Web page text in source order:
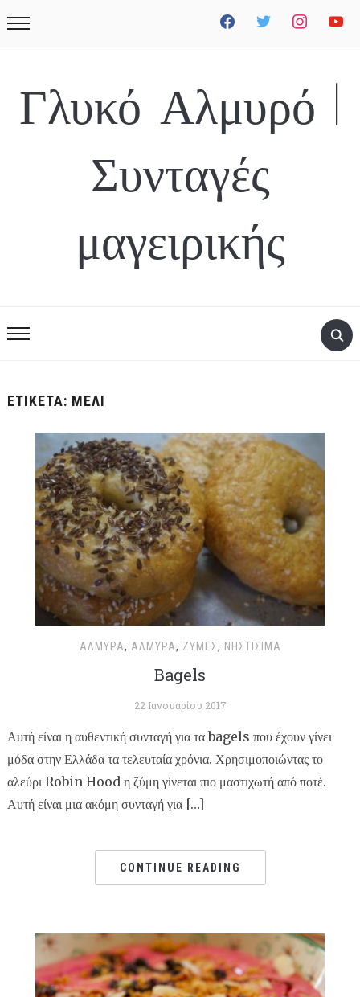
facebook twitter instagramyoutube
Γλυκό Αλμυρό |
Συνταγές
μαγειρικής
ΕΤΙΚΈΤΑ: ΜΈΛΙ
ΑΛΜΥΡΆ, ΑΛΜΥΡΆ, ΖΎΜΕΣ, ΝΗΣΤΊΣΙΜΑ
Bagels
22 Ιανουαρίου 2017
Αυτή είναι η αυθεντική συνταγή για τα bagels που έχουν γίνει
μόδα στην Ελλάδα τα τελευταία χρόνια. Χρησιμοποιώντας το
αλεύρι Robin Hood η ζύμη γίνεται πιο μαστιχωτή από ποτέ.
Αυτή είναι μια ακόμη συνταγή για […]
CONTINUE READING